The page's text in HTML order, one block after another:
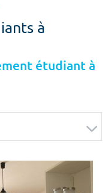
à
étudiant à